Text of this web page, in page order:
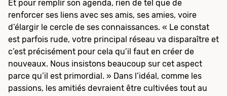
Et pour remplir son agenda, rien de tel que de
renforcer ses liens avec ses amis, ses amies, voire
d’élargir le cercle de ses connaissances. « Le constat
est parfois rude, votre principal réseau va disparaître et
c’est précisément pour cela qu’il faut en créer de
nouveaux. Nous insistons beaucoup sur cet aspect
parce qu’il est primordial. » Dans l’idéal, comme les
passions, les amitiés devraient être cultivées tout au